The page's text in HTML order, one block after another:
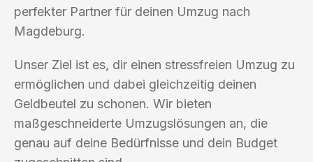
perfekter Partner für deinen Umzug nach
Magdeburg.
Unser Ziel ist es, dir einen stressfreien Umzug zu
ermöglichen und dabei gleichzeitig deinen
Geldbeutel zu schonen. Wir bieten
maßgeschneiderte Umzugslösungen an, die
genau auf deine Bedürfnisse und dein Budget